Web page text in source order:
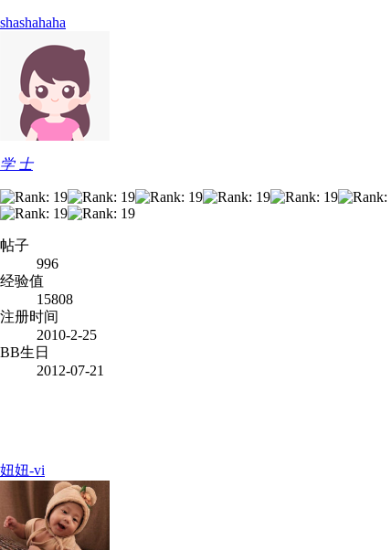
shashahaha
学 士
帖子
996
经验值
15808
注册时间
2010-2-25
BB生日
2012-07-21
妞妞-vi